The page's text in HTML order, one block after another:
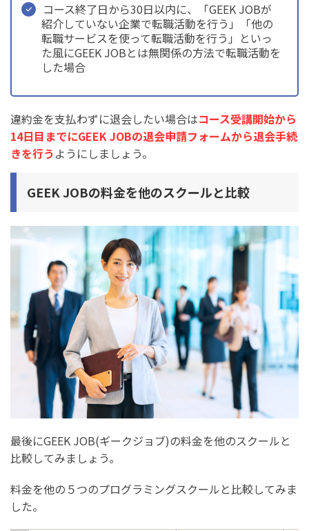
コース終了日から30日以内に、「GEEK JOBが
紹介していない企業で転職活動を行う」「他の
転職サービスを使って転職活動を行う」といっ
た風にGEEK JOBとは無関係の方法で転職活動を
した場合
違約金を支払わずに退会したい場合はコース受講開始から
14日目までにGEEK JOBの退会申請フォームから退会手続
きを行う ようにしましょう。
GEEK JOBの料金を他のスクールと比較
最後にGEEK JOB(ギークジョブ)の料金を他のスクールと
比較してみましょう。
料金を他の５つのプログラミングスクールと比較してみま
した。